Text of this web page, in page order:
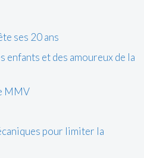
ses 20 ans
enfants et des amoureux de la
MMV
pour limiter la